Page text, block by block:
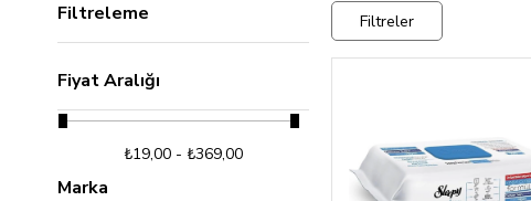
Filtreleme
Fiyat Aralığı
₺19,00 - ₺369,00
Marka
Filtreler